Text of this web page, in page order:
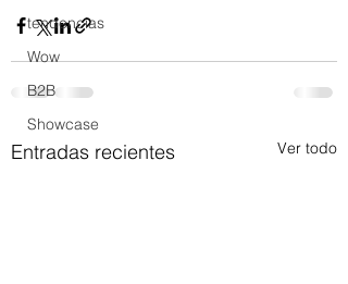
tendencias
Wow
B2B
Showcase
Entradas recientes Ver todo